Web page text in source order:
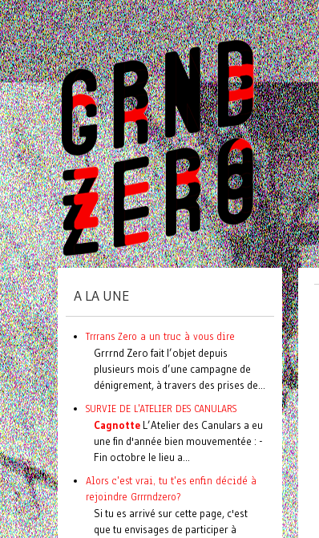
A LA UNE
Trrrans Zero a un truc à vous dire
Grrrnd Zero fait l’objet depuis
plusieurs mois d’une campagne de
dénigrement, à travers des prises de...
SURVIE DE L'ATELIER DES CANULARS
Cagnotte L’Atelier des Canulars a eu
une fin d'année bien mouvementée : -
Fin octobre le lieu a...
Alors c'est vrai, tu t'es enfin décidé à
rejoindre Grrrndzero?
Si tu es arrivé sur cette page, c'est
que tu envisages de participer à